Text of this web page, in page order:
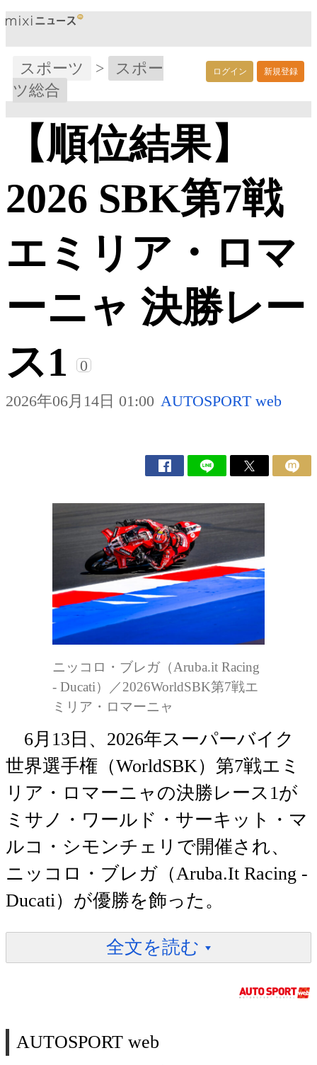
ログイン 新規登録
スポーツ >
スポー
ツ総合
【順位結果】
2026 SBK第7戦
エミリア・ロマ
ーニャ 決勝レー
ス1
0
2026年06月14日 01:00 AUTOSPORT web
ニッコロ・ブレガ（Aruba.it Racing
- Ducati）／2026WorldSBK第7戦エ
ミリア・ロマーニャ
6月13日、2026年スーパーバイク
世界選手権（WorldSBK）第7戦エミ
リア・ロマーニャの決勝レース1が
ミサノ・ワールド・サーキット・マ
ルコ・シモンチェリで開催され、
ニッコロ・ブレガ（Aruba.It Racing -
Ducati）が優勝を飾った。
全文を読む
AUTOSPORT web